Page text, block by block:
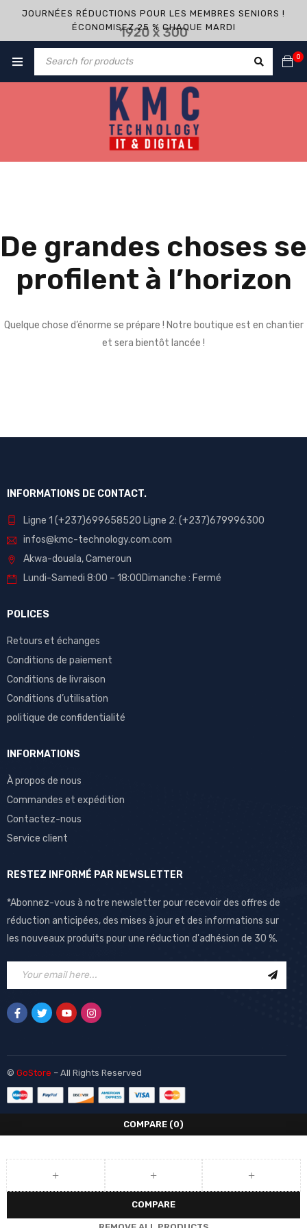
JOURNÉES RÉDUCTIONS POUR LES MEMBRES SENIORS !
ÉCONOMISEZ 25 % CHAQUE MARDI
0
De grandes choses se
profilent à l’horizon
Quelque chose d’énorme se prépare ! Notre boutique est en chantier
et sera bientôt lancée !
INFORMATIONS DE CONTACT.
Ligne 1 (+237)699658520 Ligne 2: (+237)679996300
infos@kmc-technology.com.com
Akwa-douala, Cameroun
Lundi-Samedi 8:00 – 18:00Dimanche : Fermé
POLICES
Retours et échanges
Conditions de paiement
Conditions de livraison
Conditions d’utilisation
politique de confidentialité
INFORMATIONS
À propos de nous
Commandes et expédition
Contactez-nous
Service client
RESTEZ INFORMÉ PAR NEWSLETTER
*Abonnez-vous à notre newsletter pour recevoir des offres de
réduction anticipées, des mises à jour et des informations sur
les nouveaux produits pour une réduction d'adhésion de 30 %.
© GoStore – All Rights Reserved
COMPARE (0)
COMPARE